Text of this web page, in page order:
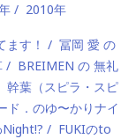
2010年
す！
冨岡 愛 の
BREIMEN の 無礼
幹葉（スピラ・スピ
ド．のゆ〜かりナイ
FUKIのto